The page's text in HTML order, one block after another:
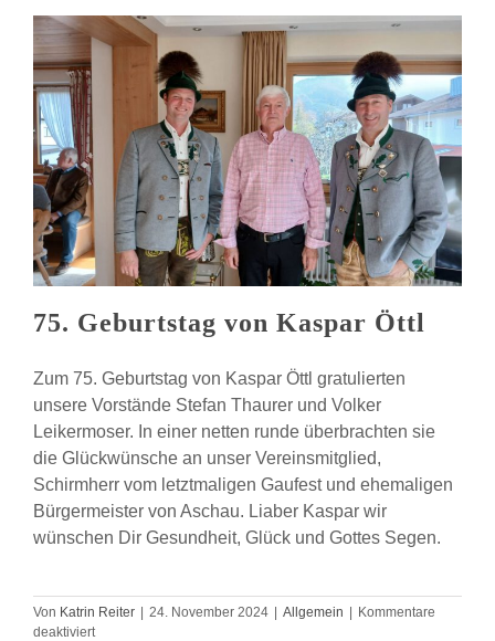
75. Geburtstag von Kaspar Öttl
Zum 75. Geburtstag von Kaspar Öttl gratulierten
unsere Vorstände Stefan Thaurer und Volker
Leikermoser. In einer netten runde überbrachten sie
die Glückwünsche an unser Vereinsmitglied,
Schirmherr vom letztmaligen Gaufest und ehemaligen
Bürgermeister von Aschau. Liaber Kaspar wir
wünschen Dir Gesundheit, Glück und Gottes Segen.
Von Katrin Reiter | 24. November 2024 | Allgemein | Kommentare
deaktiviertfür